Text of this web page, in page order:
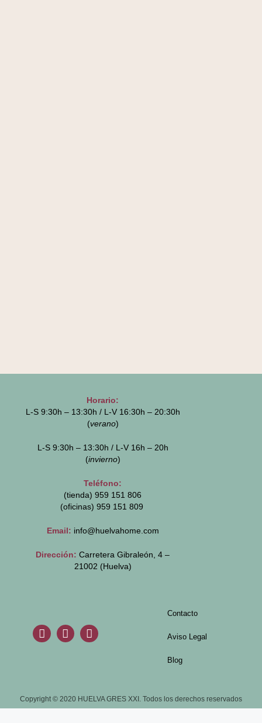
Horario:
L-S 9:30h – 13:30h / L-V 16:30h – 20:30h
(verano)
L-S 9:30h – 13:30h / L-V 16h – 20h
(invierno)
Teléfono:
(tienda) 959 151 806
(oficinas) 959 151 809
Email: info@huelvahome.com
Dirección: Carretera Gibraleón, 4 –
21002 (Huelva)
Contacto
Aviso Legal
Blog
Copyright © 2020 HUELVA GRES XXI. Todos los derechos reservados